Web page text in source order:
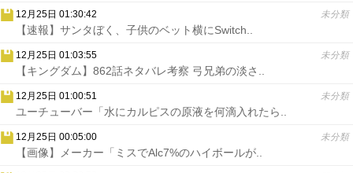
12月25日 01:30:42 未分類
【速報】サンタぼく、子供のベット横にSwitch..
12月25日 01:03:55 未分類
【キングダム】862話ネタバレ考察 弓兄弟の淡さ..
12月25日 01:00:51 未分類
ユーチューバー「水にカルピスの原液を何滴入れたら..
12月25日 00:05:00 未分類
【画像】メーカー「ミスでAlc7%のハイボールが..